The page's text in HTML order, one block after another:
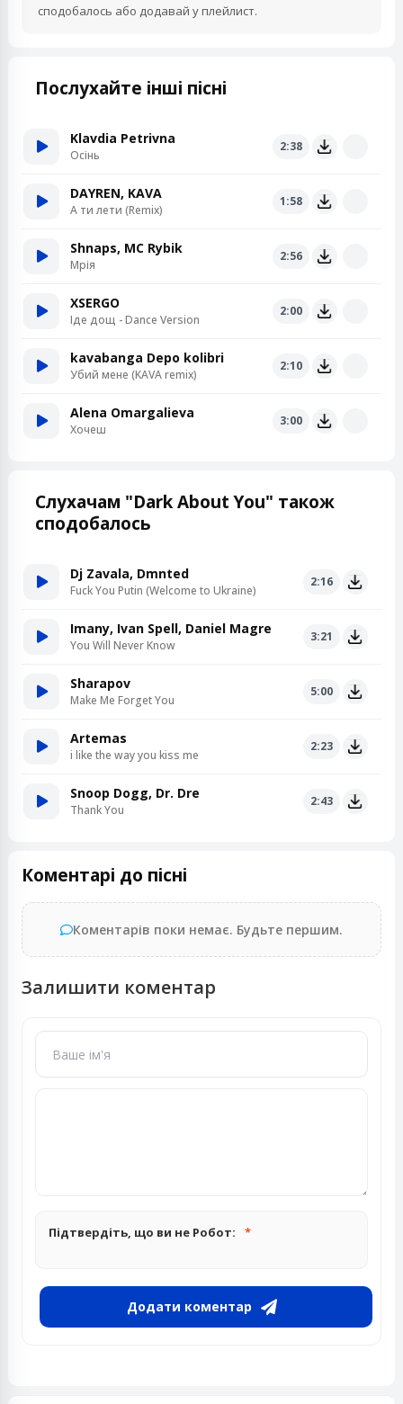
сподобалось або додавай у плейлист.
Послухайте інші пісні
Klavdia Petrivna
Осінь
2:38
DAYREN, KAVA
А ти лети (Remix)
1:58
Shnaps, MC Rybik
Мрія
2:56
XSERGO
Іде дощ - Dance Version
2:00
kavabanga Depo kolibri
Убий мене (KAVA remix)
2:10
Alena Omargalieva
Хочеш
3:00
Слухачам "Dark About You" також
сподобалось
Dj Zavala, Dmnted
Fuck You Putin (Welcome to Ukraine)
2:16
Imany, Ivan Spell, Daniel Magre
You Will Never Know
3:21
Sharapov
Make Me Forget You
5:00
Artemas
i like the way you kiss me
2:23
Snoop Dogg, Dr. Dre
Thank You
2:43
Коментарі до пісні
Коментарів поки немає. Будьте першим.
Залишити коментар
Підтвердіть, що ви не Робот:
Додати коментар